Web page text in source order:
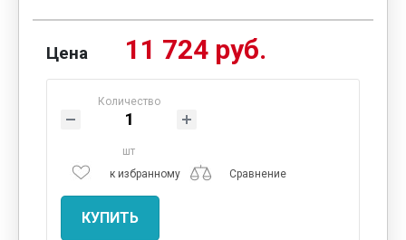
Цена 11 724 руб.
Количество
шт
к избранному
Сравнение
КУПИТЬ